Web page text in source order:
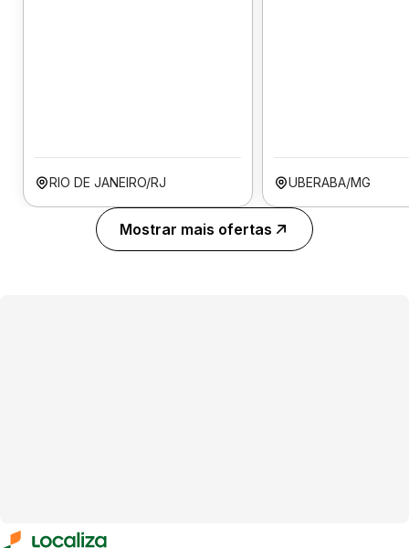
RIO DE JANEIRO/RJ UBERABA/MG
Mostrar mais ofertas